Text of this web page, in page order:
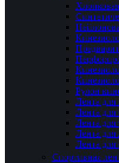
Рулон
Лента для
Лента для
Лента для
Лента для
Лента для
Спортивная